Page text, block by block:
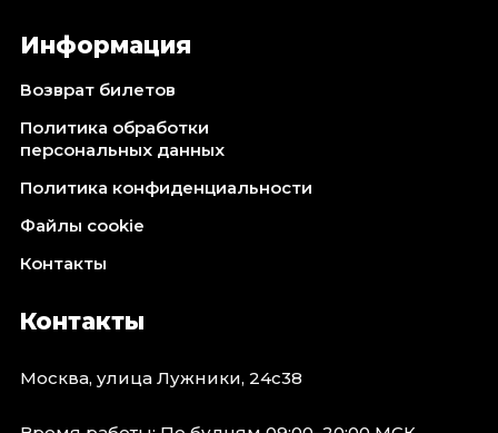
Информация
Возврат билетов
Политика обработки
персональных данных
Политика конфиденциальности
Файлы cookie
Контакты
Контакты
Москва, улица Лужники, 24с38